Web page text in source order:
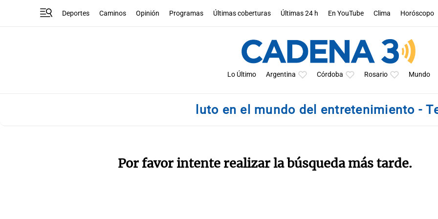
Deportes Caminos Opinión Programas Últimas coberturas Últimas 24 h En YouTube Clima Horóscopo
Lo Último Argentina Córdoba Rosario Mundo
luto en el mundo del entretenimiento -
Por favor intente realizar la búsqueda más tarde.